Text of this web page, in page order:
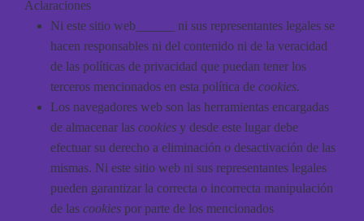
Aclaraciones
Ni este sitio web______ ni sus representantes legales se
hacen responsables ni del contenido ni de la veracidad
de las políticas de privacidad que puedan tener los
terceros mencionados en esta política de cookies.
Los navegadores web son las herramientas encargadas
de almacenar las cookies y desde este lugar debe
efectuar su derecho a eliminación o desactivación de las
mismas. Ni este sitio web ni sus representantes legales
pueden garantizar la correcta o incorrecta manipulación
de las cookies por parte de los mencionados